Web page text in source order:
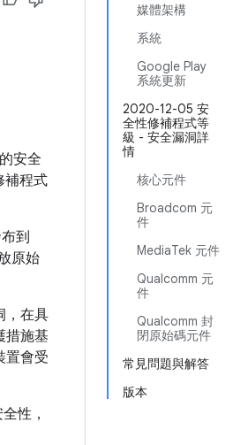
媒體架構
系統
Google Play
系統更新
2020-12-05 安
全性修補程式等
級 - 安全漏洞詳
情
核心元件
Broadcom 元
件
MediaTek 元件
Qualcomm 元
件
Qualcomm 封
閉原始碼元件
常見問題與解答
版本
安全
補程式
到
原始
，在具
措施基
置會受
性，